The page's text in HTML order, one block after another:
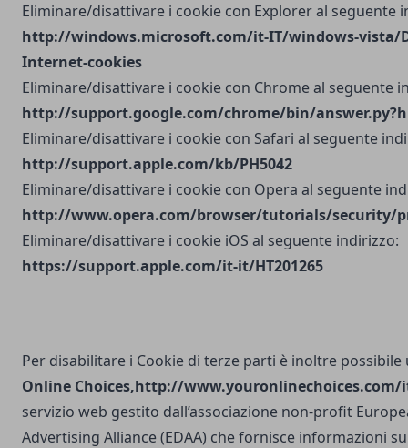
Eliminare/disattivare i cookie con Explorer al seguente
http://windows.microsoft.com/it-IT/windows-vista/
Internet-cookies
Eliminare/disattivare i cookie con Chrome al seguente
http://support.google.com/chrome/bin/
Eliminare/disattivare i cookie con Safari al seguente
http://support.apple.com/kb/PH5042
Eliminare/disattivare i cookie con Opera al seguente
http://www.opera.com/browser/tutorials/security/
Eliminare/disattivare i cookie iOS al seguente indirizzo:
https://support.apple.com/it-it/HT201265
Per disabilitare i Cookie di terze parti è inoltre
Online Choices,http://www.youronlinechoices.com/
servizio web gestito dall’associazione non-profit
Advertising Alliance (EDAA) che fornisce informazioni